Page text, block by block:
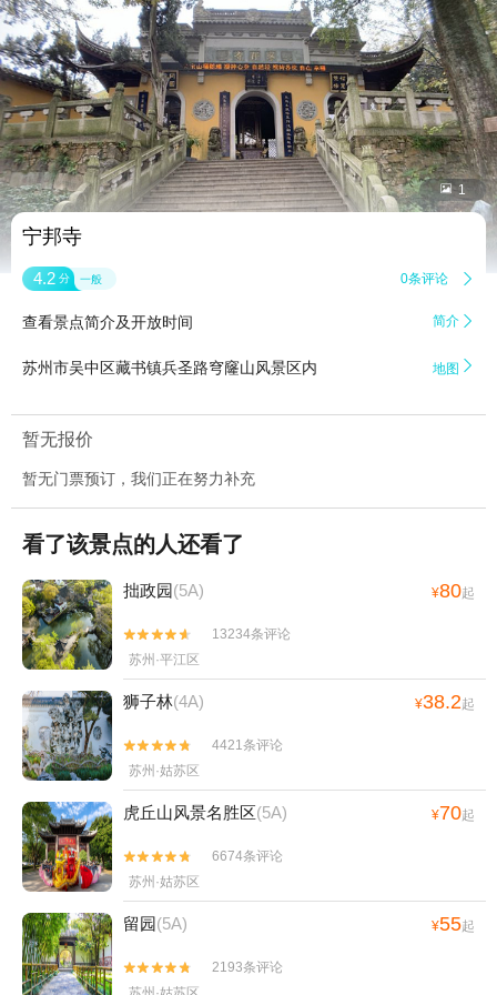
 1
宁邦寺
4.2 分 一般 0条评论 
查看景点简介及开放时间 简介 
苏州市吴中区藏书镇兵圣路穹窿山风景区内 地图 
暂无报价
暂无门票预订，我们正在努力补充
看了该景点的人还看了
拙政园(5A) ¥80起


13234条评论
苏州·平江区
狮子林(4A) ¥38.2起


4421条评论
苏州·姑苏区
虎丘山风景名胜区(5A) ¥70起


6674条评论
苏州·姑苏区
留园(5A) ¥55起


2193条评论
